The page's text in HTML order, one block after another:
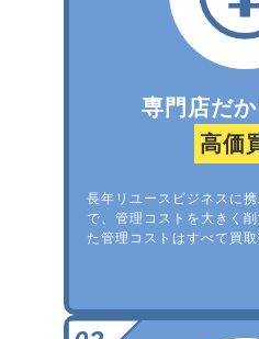
専門店だ
高価
長年リユースビジネスに
で、管理コストを大きく
た管理コストはすべて買